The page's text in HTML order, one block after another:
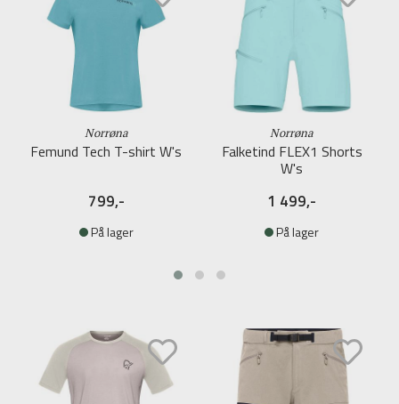
Norrøna
Femund Tech T-shirt W's
799,-
På lager
Norrøna
Falketind FLEX1 Shorts
W's
1 499,-
På lager